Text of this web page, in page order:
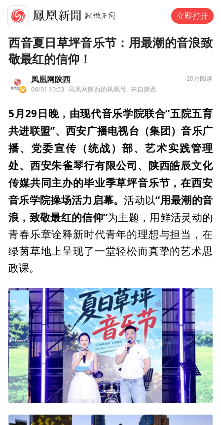
立即打开
西音夏日草坪音乐节：用最潮的音浪致
敬最红的信仰！
凤凰网陕西
06/01 10:53 凤凰网陕西的凤凰号. 来自陕西
20万阅读
5月29日晚，由现代音乐学院联合“五院五育
共进联盟”、西安广播电视台（集团）音乐广
播、党委宣传（统战）部、艺术实践管理
处、西安朱雀琴行有限公司、陕西皓辰文化
传媒共同主办的毕业季草坪音乐节，在西安
音乐学院操场活力启幕。活动以“用最潮的音
浪，致敬最红的信仰”为主题，用鲜活灵动的
青春乐章诠释新时代青年的理想与担当，在
绿茵草地上呈现了一堂轻松而真挚的艺术思
政课。